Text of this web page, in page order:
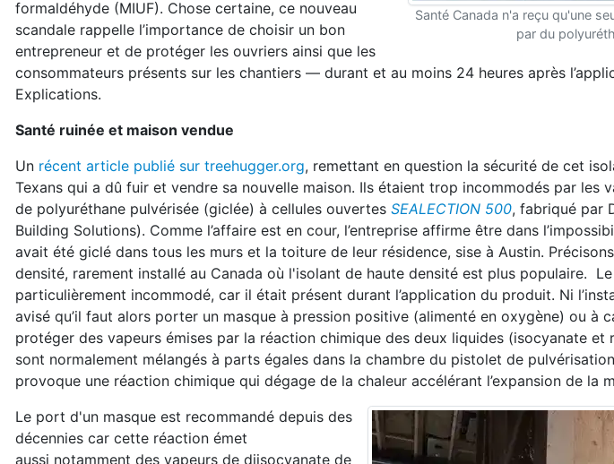
Santé Canada n'a reçu qu'une
par du
formaldéhyde (MIUF). Chose certaine, ce nouveau
scandale rappelle l’importance de choisir un bon
entrepreneur et de protéger les ouvriers ainsi que les
consommateurs présents sur les chantiers — durant et au moins 24 heures après
Explications.
Santé ruinée et maison vendue
Un récent article publié sur treehugger.org, remettant en question la sécurité de cet
Texans qui a dû fuir et vendre sa nouvelle maison. Ils étaient trop incommodés par les
de polyuréthane pulvérisée (giclée) à cellules ouvertes SEALECTION 500, fabriqué par
Building Solutions). Comme l’affaire est en cour, l’entreprise affirme être dans
avait été giclé dans tous les murs et la toiture de leur résidence, sise à Austin.
densité, rarement installé au Canada où l'isolant de haute densité est plus populaire.
particulièrement incommodé, car il était présent durant l’application du produit. Ni
avisé qu’il faut alors porter un masque à pression positive (alimenté en oxygène) ou à
protéger des vapeurs émises par la réaction chimique des deux liquides (isocyanate
sont normalement mélangés à parts égales dans la chambre du pistolet de
provoque une réaction chimique qui dégage de la chaleur accélérant l’expansion de la
Le port d'un masque est recommandé depuis des
décennies car cette réaction émet
aussi notamment des vapeurs de diisocyanate de